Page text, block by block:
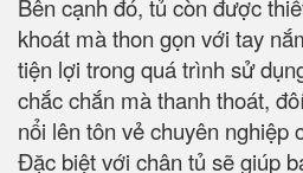
Bên cạnh đó, tủ còn được
khoát mà thon gọn với tay
tiện lợi trong quá trình sử
chắc chắn mà thanh thoát,
nổi lên tôn vẻ chuyên nghiệp
Đặc biệt với chân tủ sẽ giúp